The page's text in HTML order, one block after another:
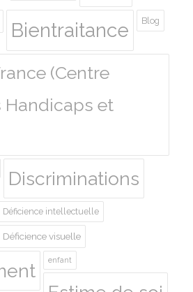
Bientraitance Blog
(Centre
Handicaps et
Discriminations
Déficience intellectuelle
Déficience visuelle
enfant